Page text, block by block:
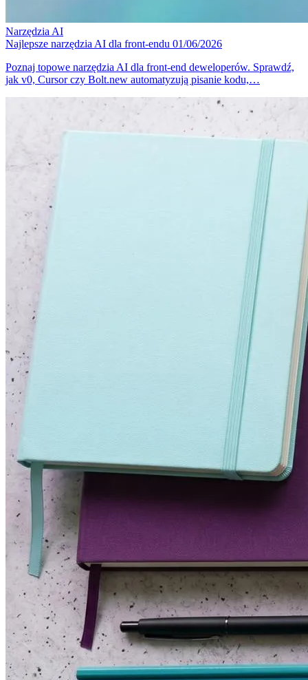
Narzędzia AI
Najlepsze narzędzia AI dla front-endu 01/06/2026
Poznaj topowe narzędzia AI dla front-end deweloperów. Sprawdź,
jak v0, Cursor czy Bolt.new automatyzują pisanie kodu,…